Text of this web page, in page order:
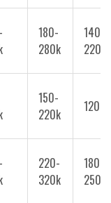
180-
280k
140-
220k
150-
220k
120-
220-
320k
180-
250k